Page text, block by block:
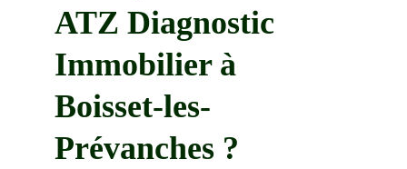
ATZ Diagnostic
Immobilier à
Boisset-les-
Prévanches ?